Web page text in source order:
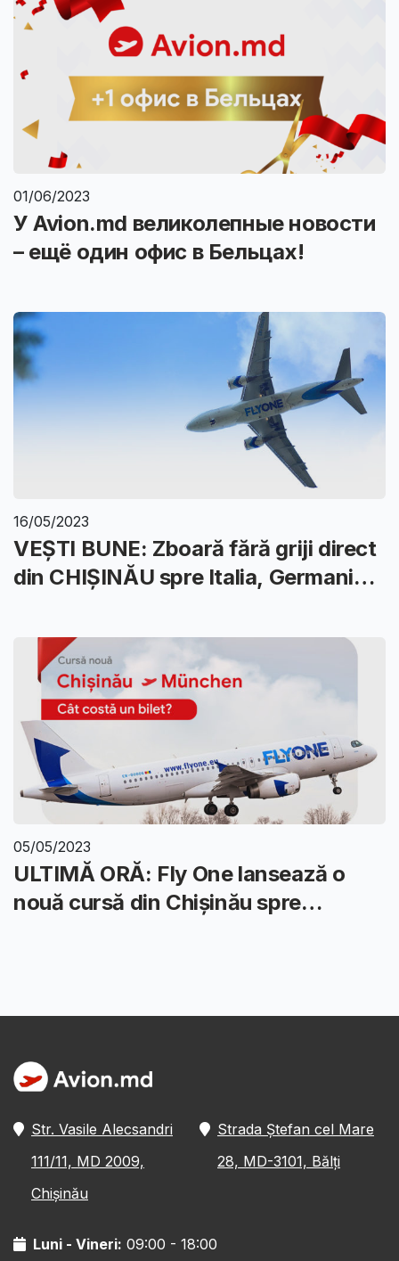
01/06/2023
У Avion.md великолепные новости
– ещё один офис в Бельцах!
16/05/2023
VEȘTI BUNE: Zboară fără griji direct
din CHIȘINĂU spre Italia, Germania,
05/05/2023
ULTIMĂ ORĂ: Fly One lansează o
nouă cursă din Chișinău spre
Str. Vasile Alecsandri
111/11, MD 2009,
Chișinău
Strada Ștefan cel Mare
28, MD-3101, Bălți
Luni - Vineri: 09:00 - 18:00